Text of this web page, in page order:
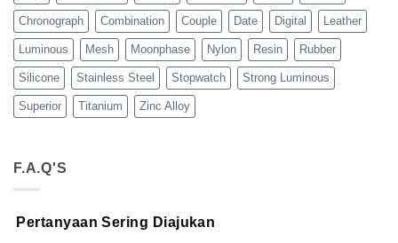
Chronograph Combination Couple Date Digital Leather
Luminous Mesh Moonphase Nylon Resin Rubber
Silicone Stainless Steel Stopwatch Strong Luminous
Superior Titanium Zinc Alloy
F.A.Q'S
Pertanyaan Sering Diajukan